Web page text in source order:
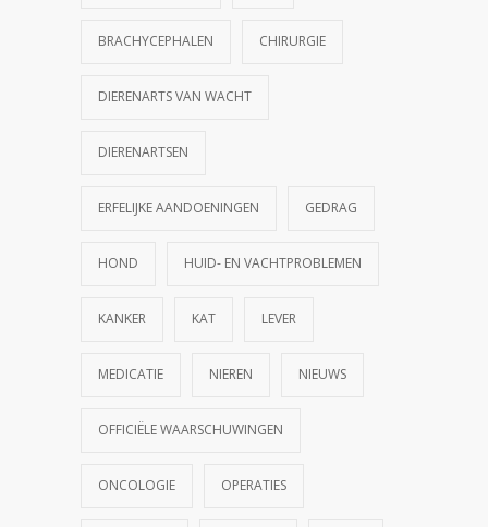
BRACHYCEPHALEN CHIRURGIE
DIERENARTS VAN WACHT
DIERENARTSEN
ERFELIJKE AANDOENINGEN GEDRAG
HOND HUID- EN VACHTPROBLEMEN
KANKER KAT LEVER
MEDICATIE NIEREN NIEUWS
OFFICIËLE WAARSCHUWINGEN
ONCOLOGIE OPERATIES